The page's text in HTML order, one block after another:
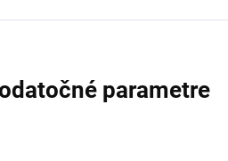
parametre